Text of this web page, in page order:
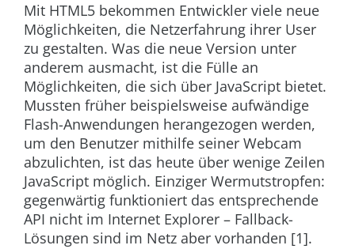
Mit HTML5 bekommen Entwickler viele neue
Möglichkeiten, die Netzerfahrung ihrer User
zu gestalten. Was die neue Version unter
anderem ausmacht, ist die Fülle an
Möglichkeiten, die sich über JavaScript bietet.
Mussten früher beispielsweise aufwändige
Flash-Anwendungen herangezogen werden,
um den Benutzer mithilfe seiner Webcam
abzulichten, ist das heute über wenige Zeilen
JavaScript möglich. Einziger Wermutstropfen:
gegenwärtig funktioniert das entsprechende
API nicht im Internet Explorer – Fallback-
Lösungen sind im Netz aber vorhanden [1].